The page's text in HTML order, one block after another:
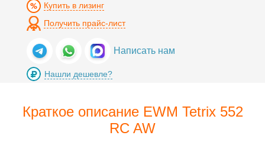
Купить в лизинг
Получить прайс-лист
Написать нам
Нашли дешевле?
Краткое описание EWM Tetrix 552
RC AW